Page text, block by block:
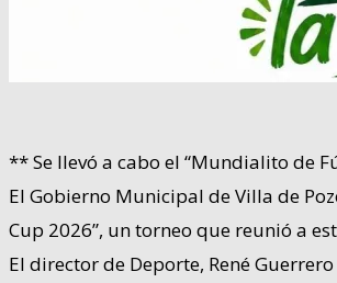
** Se llevó a cabo el “Mundialito de
El Gobierno Municipal de Villa de
Cup 2026”, un torneo que reunió a
El director de Deporte, René